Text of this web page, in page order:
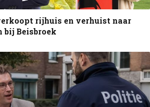
rijhuis en verhuist naar
bij Beisbroek